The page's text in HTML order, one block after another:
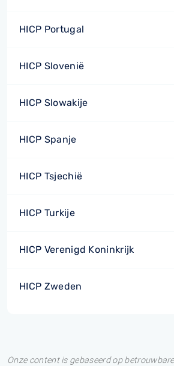
HICP Portugal
HICP Slovenië
HICP Slowakije
HICP Spanje
HICP Tsjechië
HICP Turkije
HICP Verenigd Koninkrijk
HICP Zweden
Onze content is gebaseerd op